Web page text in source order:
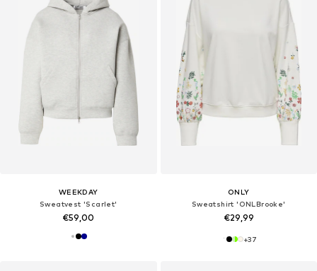
WEEKDAY
Sweatvest 'Scarlet'
€59,00
ONLY
Sweatshirt 'ONLBrooke'
€29,99
+37